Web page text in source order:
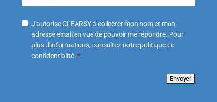
J'autorise CLEARSY à collecter mon nom et mon
adresse email en vue de pouvoir me répondre. Pour
plus d'informations, consultez notre politique de
confidentialité. *